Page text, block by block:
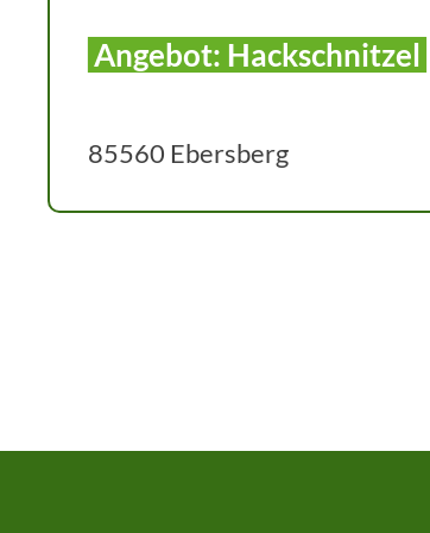
Angebot: Hackschnitzel
85560 Ebersberg